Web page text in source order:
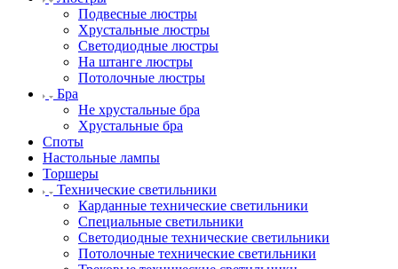
Подвесные люстры
Хрустальные люстры
Светодиодные люстры
На штанге люстры
Потолочные люстры
Бра
Не хрустальные бра
Хрустальные бра
Споты
Настольные лампы
Торшеры
Технические светильники
Карданные технические светильники
Специальные светильники
Светодиодные технические светильники
Потолочные технические светильники